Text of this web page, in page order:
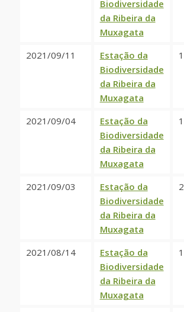
Biodiversidade
da Ribeira da
Muxagata
2021/09/11
Estação da
Biodiversidade
da Ribeira da
Muxagata
1
2021/09/04
Estação da
Biodiversidade
da Ribeira da
Muxagata
1
2021/09/03
Estação da
Biodiversidade
da Ribeira da
Muxagata
2
2021/08/14
Estação da
Biodiversidade
da Ribeira da
Muxagata
1